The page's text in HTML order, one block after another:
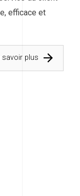
efficace et
savoir plus